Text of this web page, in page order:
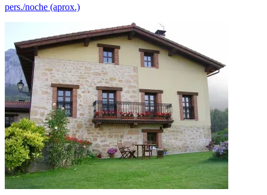
pers./noche (aprox.)